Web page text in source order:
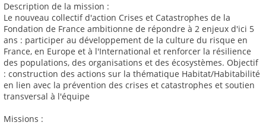
Description de la mission :
Le nouveau collectif d'action Crises et Catastrophes de la
Fondation de France ambitionne de répondre à 2 enjeux d'ici 5
ans : participer au développement de la culture du risque en
France, en Europe et à l'International et renforcer la résilience
des populations, des organisations et des écosystèmes. Objectif
: construction des actions sur la thématique Habitat/Habitabilité
en lien avec la prévention des crises et catastrophes et soutien
transversal à l'équipe
Missions :